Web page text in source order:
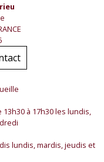
à 17h30 les lundis,
lundis, mardis, jeudis et